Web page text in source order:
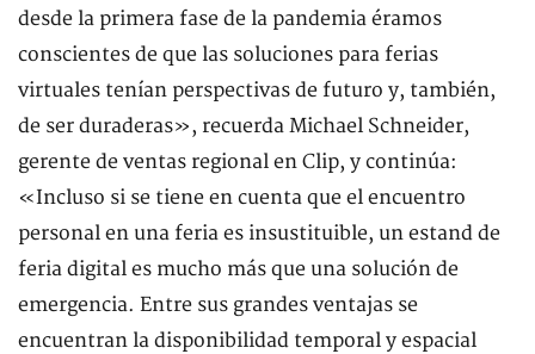
desde la primera fase de la pandemia éramos
conscientes de que las soluciones para ferias
virtuales tenían perspectivas de futuro y, también,
de ser duraderas», recuerda Michael Schneider,
gerente de ventas regional en Clip, y continúa:
«Incluso si se tiene en cuenta que el encuentro
personal en una feria es insustituible, un estand de
feria digital es mucho más que una solución de
emergencia. Entre sus grandes ventajas se
encuentran la disponibilidad temporal y espacial